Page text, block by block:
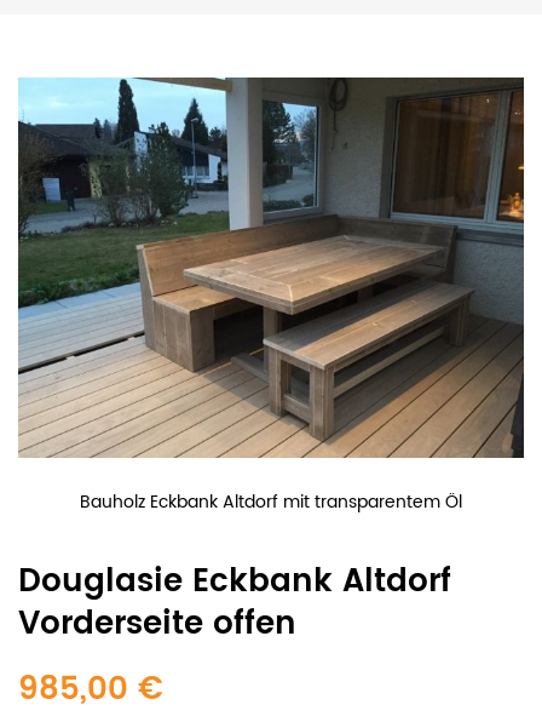
Douglasie Eckbank Altdorf
Vorderseite offen
985,00 €
Bauholz Eckbank Altdorf mit transparentem Öl